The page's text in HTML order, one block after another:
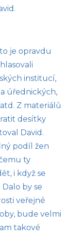
je opravdu
institucí,
úřednických,
Z materiálů
desítky
David.
podíl žen
ty
i když se
by se
veřejné
bude velmi
takové